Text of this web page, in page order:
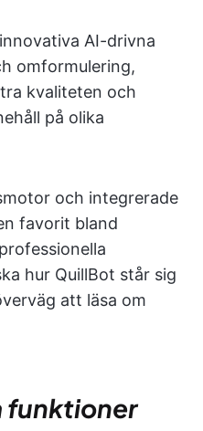
AI-drivna
omformulering,
kvaliteten och
på olika
och integrerade
favorit bland
hur QuillBot står sig
att läsa om
funktioner